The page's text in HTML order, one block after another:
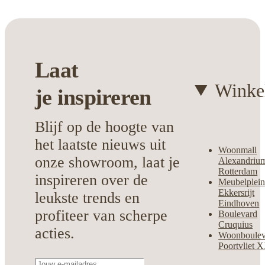
Laat
je inspireren
Blijf op de hoogte van
het laatste nieuws uit
onze showroom, laat je
inspireren over de
leukste trends en
profiteer van scherpe
acties.
Woonmall
Rotterdam
Meubelplein
Ekkersrijt
Eindhoven
Boulevard
Cruquius
Poortvliet